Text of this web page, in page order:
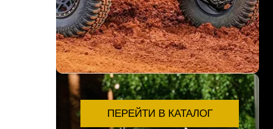
ПЕРЕЙТИ В КАТАЛОГ